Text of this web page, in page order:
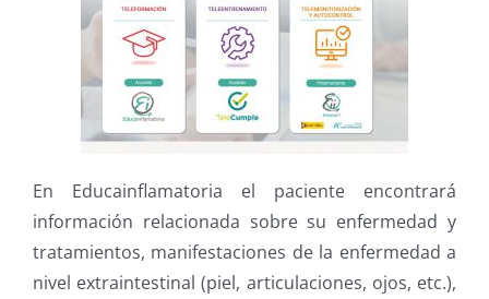
En Educainflamatoria el paciente encontrará
información relacionada sobre su enfermedad y
tratamientos, manifestaciones de la enfermedad a
nivel extraintestinal (piel, articulaciones, ojos, etc.),